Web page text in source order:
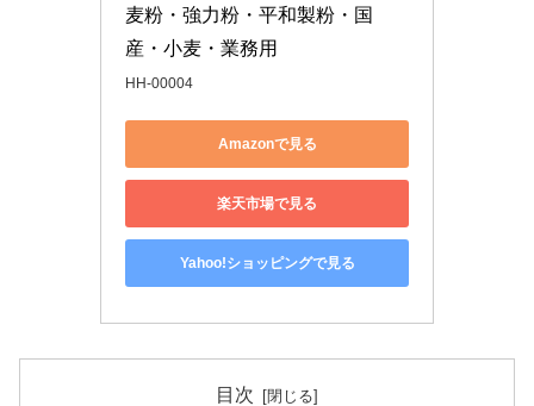
麦粉・強力粉・平和製粉・国
産・小麦・業務用
HH-00004
Amazonで見る
楽天市場で見る
Yahoo!ショッピングで見る
目次